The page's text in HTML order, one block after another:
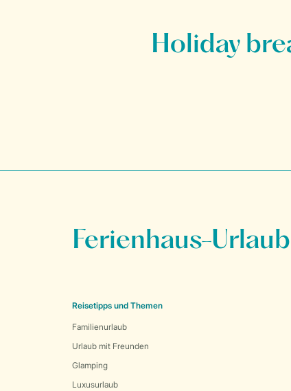
Ferienhaus-
Reisetipps und Themen
Familienurlaub
Urlaub mit Freunden
Glamping
Luxusurlaub